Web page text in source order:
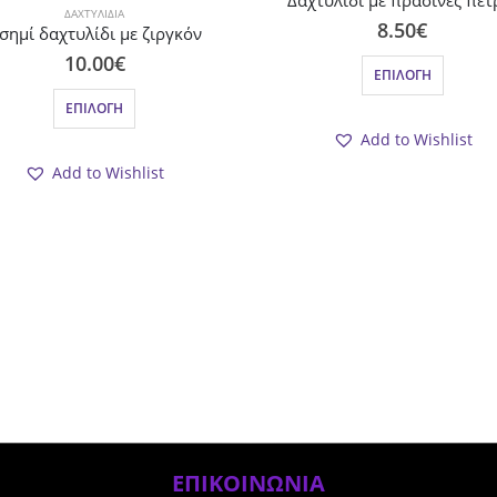
ΔΑΧΤΥΛΊΔΙΑ
δαχτυλίδι με ζιργκόν
10.00€
ΕΠΙΛΟΓΉ
Αυτό το προϊόν έχει πολλαπλές παραλλαγές. Οι επιλογές μπορούν να επιλεγούν στη σελίδα του προϊόντος
Add to Wishlist
8.50€
ΕΠΙΛΟΓΉ
Αυτό το προϊόν έχει πολλαπλές παραλλαγές. Οι επιλογές μπορούν να επιλεγούν στη σελίδα
Add to Wishlist
ΕΠΙΚΟΙΝΩΝΙΑ